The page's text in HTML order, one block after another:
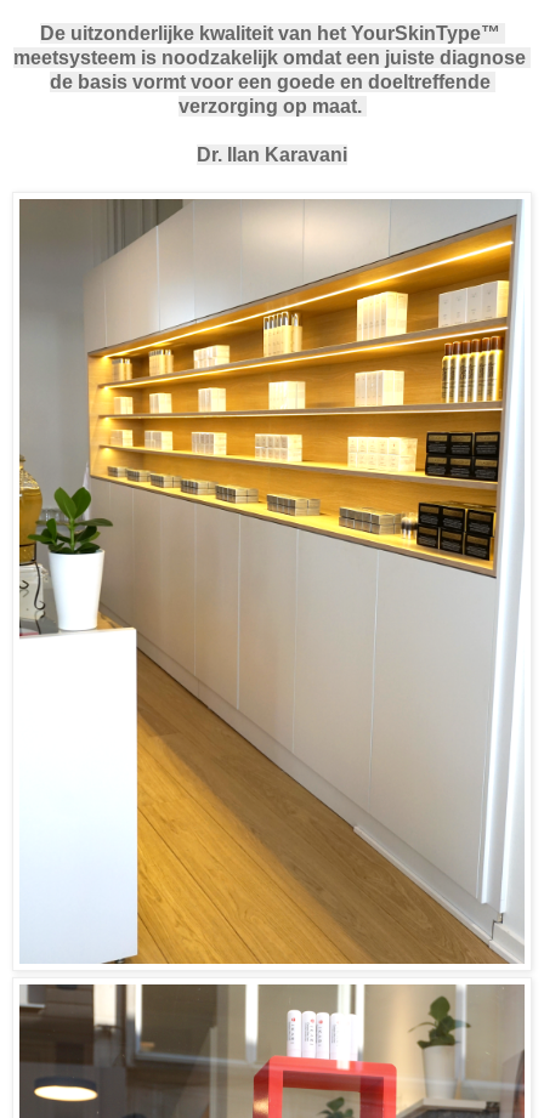
De uitzonderlijke kwaliteit van het YourSkinType™
meetsysteem is noodzakelijk omdat een juiste diagnose
de basis vormt voor een goede en doeltreffende
verzorging op maat.
Dr. Ilan Karavani